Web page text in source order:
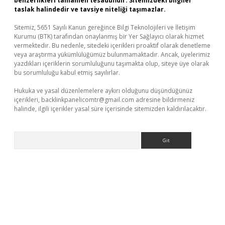
taslak halindedir ve tavsiye niteliği taşımazlar.
Sitemiz, 5651 Sayılı Kanun gereğince Bilgi Teknolojileri ve İletişim
Kurumu (BTK) tarafından onaylanmış bir Yer Sağlayıcı olarak hizmet
vermektedir. Bu nedenle, sitedeki içerikleri proaktif olarak denetleme
veya araştırma yükümlülüğümüz bulunmamaktadır. Ancak, üyelerimiz
yazdıkları içeriklerin sorumluluğunu taşımakta olup, siteye üye olarak
bu sorumluluğu kabul etmiş sayılırlar.
Hukuka ve yasal düzenlemelere aykırı olduğunu düşündüğünüz
içerikleri, backlinkpanelicomtr@gmail.com adresine bildirmeniz
halinde, ilgili içerikler yasal süre içerisinde sitemizden kaldırılacaktır.